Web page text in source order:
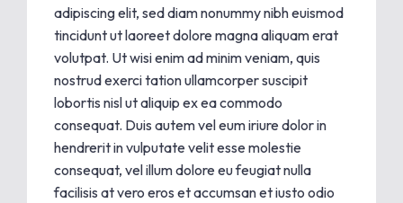
adipiscing elit, sed diam nonummy nibh euismod
tincidunt ut laoreet dolore magna aliquam erat
volutpat. Ut wisi enim ad minim veniam, quis
nostrud exerci tation ullamcorper suscipit
lobortis nisl ut aliquip ex ea commodo
consequat. Duis autem vel eum iriure dolor in
hendrerit in vulputate velit esse molestie
consequat, vel illum dolore eu feugiat nulla
facilisis at vero eros et accumsan et iusto odio